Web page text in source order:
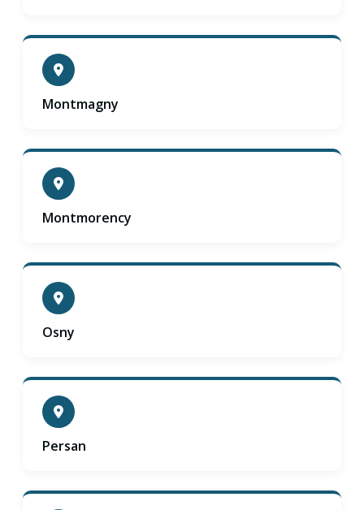
Montmagny
Montmorency
Osny
Persan